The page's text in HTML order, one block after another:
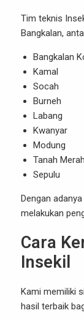
Tim teknis
Bangkalan,
Bangkalan
Kamal
Socah
Burneh
Labang
Kwanyar
Modung
Tanah Merah
Sepulu
Dengan
melakukan
Cara
Insekil
Kami memiliki
hasil terbaik